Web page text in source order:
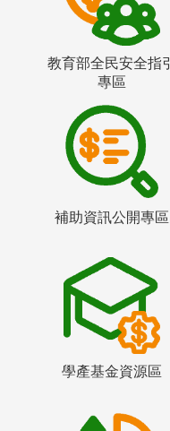
教育部全民安全指引
專區
補助資訊公開專區
學產基金資源區